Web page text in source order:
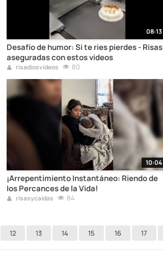
08:13
Desafío de humor: Si te ries pierdes - Risas
aseguradas con estos videos
risadiosvideos 80
10:04
¡Arrepentimiento Instantáneo: Riendo de
los Percances de la Vida!
risasycaidas 84
12 13 14 15 16 17